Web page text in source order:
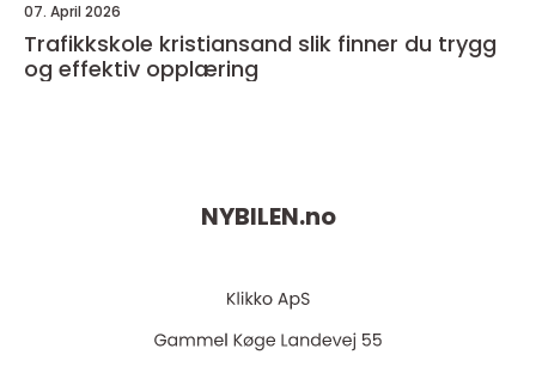
07. April 2026
Trafikkskole kristiansand slik finner du trygg
og effektiv opplæring
NYBILEN.no